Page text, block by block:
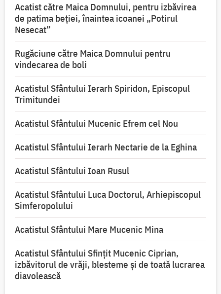
Acatist către Maica Domnului, pentru izbăvirea
de patima beției, înaintea icoanei „Potirul
Nesecat”
Rugăciune către Maica Domnului pentru
vindecarea de boli
Acatistul Sfântului Ierarh Spiridon, Episcopul
Trimitundei
Acatistul Sfântului Mucenic Efrem cel Nou
Acatistul Sfântului Ierarh Nectarie de la Eghina
Acatistul Sfântului Ioan Rusul
Acatistul Sfântului Luca Doctorul, Arhiepiscopul
Simferopolului
Acatistul Sfântului Mare Mucenic Mina
Acatistul Sfântului Sfințit Mucenic Ciprian,
izbăvitorul de vrăji, blesteme și de toată lucrarea
diavolească